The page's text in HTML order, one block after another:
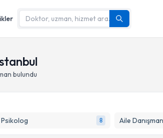
bulundu
8 Aile